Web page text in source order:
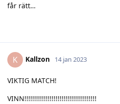
får rätt…
K Kallzon 14 jan 2023
VIKTIG MATCH!
VINN!!!!!!!!!!!!!!!!!!!!!!!!!!!!!!!!!!!!!